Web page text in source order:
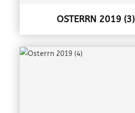
OSTERRN 2019 (3)